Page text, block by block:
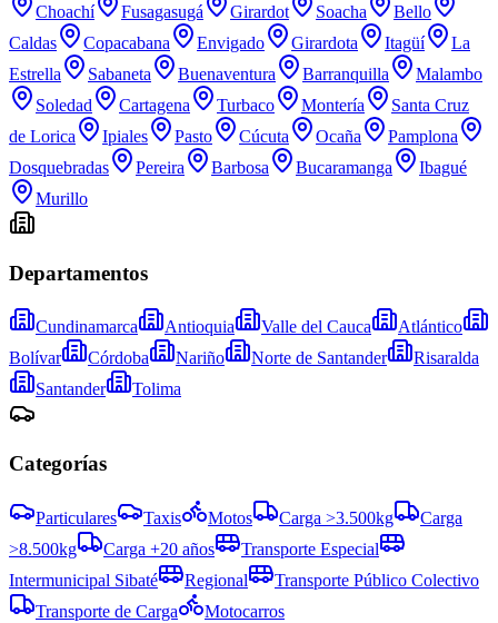
Choachí
Fusagasugá Girardot Soacha
Bello
Caldas
Copacabana Envigado Girardota Itagüí
La
Estrella
Sabaneta Buenaventura Barranquilla
Malambo
Soledad
Cartagena Turbaco Montería
Santa Cruz
de Lorica
Ipiales Pasto Cúcuta Ocaña
Pamplona
Dosquebradas
Pereira Barbosa Bucaramanga
Ibagué
Murillo
Departamentos
Cundinamarca Antioquia Valle del Cauca
Atlántico
Bolívar
Córdoba Nariño Norte de Santander
Risaralda
Santander
Tolima
Categorías
Particulares Taxis Motos Carga >3.500kg
Carga
>8.500kg
Carga +20 años
Transporte Especial
Intermunicipal Sibaté
Regional
Transporte Público Colectivo
Transporte de Carga
Motocarros